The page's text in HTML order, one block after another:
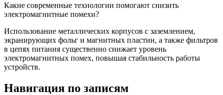
Какие современные технологии помогают снизить
электромагнитные помехи?
Использование металлических корпусов с заземлением,
экранирующих фольг и магнитных пластин, а также фильтров
в цепях питания существенно снижает уровень
электромагнитных помех, повышая стабильность работы
устройств.
Навигация по записям